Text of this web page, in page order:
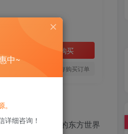
立即购买
建议登陆后购买，可保存购买订单
家将在充满幻想的东方世界
中~
详细咨询！